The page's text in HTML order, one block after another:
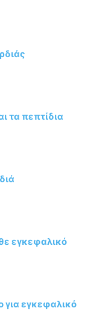
τα πεπτίδια
εγκεφαλικό
για εγκεφαλικό